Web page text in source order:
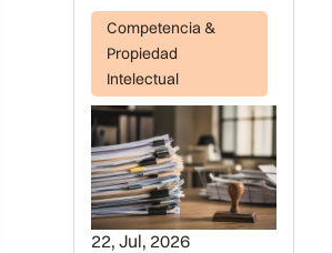
Competencia &
Propiedad
Intelectual
22, Jul, 2026